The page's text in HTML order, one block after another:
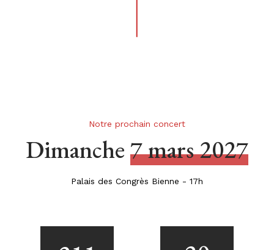
Notre prochain concert
Dimanche7 mars 2027
Palais des Congrès Bienne - 17h